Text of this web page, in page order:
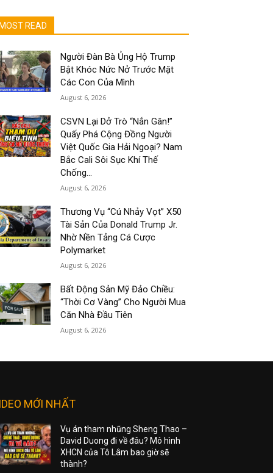
MOST READ
Người Đàn Bà Ủng Hộ Trump
Bật Khóc Nức Nở Trước Mặt
Các Con Của Mình
August 6, 2026
CSVN Lại Dở Trò “Nắn Gân!”
Quấy Phá Cộng Đồng Người
Việt Quốc Gia Hải Ngoại? Nam
Bắc Cali Sôi Sục Khí Thế
Chống...
August 6, 2026
Thương Vụ “Cú Nhảy Vọt” X50
Tài Sản Của Donald Trump Jr.
Nhờ Nền Tảng Cá Cược
Polymarket
August 6, 2026
Bất Động Sản Mỹ Đảo Chiều:
“Thời Cơ Vàng” Cho Người Mua
Căn Nhà Đầu Tiên
August 6, 2026
MỚI NHẤT
Vụ án tham nhũng Sheng Thao –
David Duong đi về đâu? Mô hình
XHCN của Tô Lâm bao giờ sẽ
thành?